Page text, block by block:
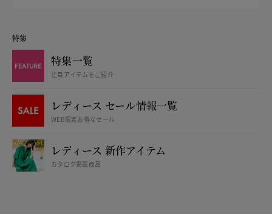
特集
特集一覧
注目アイテムをご紹介
レディース セール情報一覧
WEB限定お得なセール
レディース 新作アイテム
カタログ掲載商品